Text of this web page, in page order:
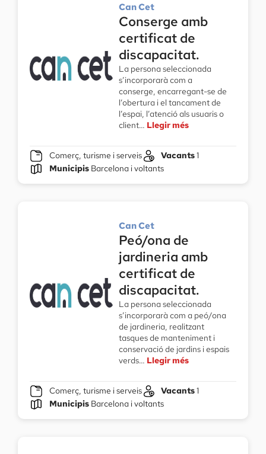
Can Cet
Conserge amb
certificat de
discapacitat.
La persona seleccionada
s’incorporarà com a
conserge, encarregant-se de
l’obertura i el tancament de
l’espai, l’atenció als usuaris o
client… Llegir més
Comerç, turisme i serveis Vacants1
MunicipisBarcelona i voltants
Can Cet
Peó/ona de
jardineria amb
certificat de
discapacitat.
La persona seleccionada
s’incorporarà com a peó/ona
de jardineria, realitzant
tasques de manteniment i
conservació de jardins i espais
verds… Llegir més
Comerç, turisme i serveis Vacants1
MunicipisBarcelona i voltants